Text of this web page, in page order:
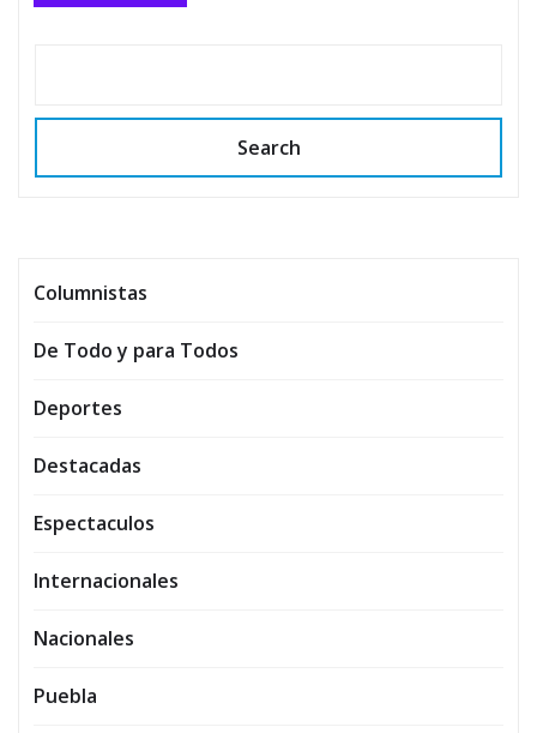
Search
Columnistas
De Todo y para Todos
Deportes
Destacadas
Espectaculos
Internacionales
Nacionales
Puebla